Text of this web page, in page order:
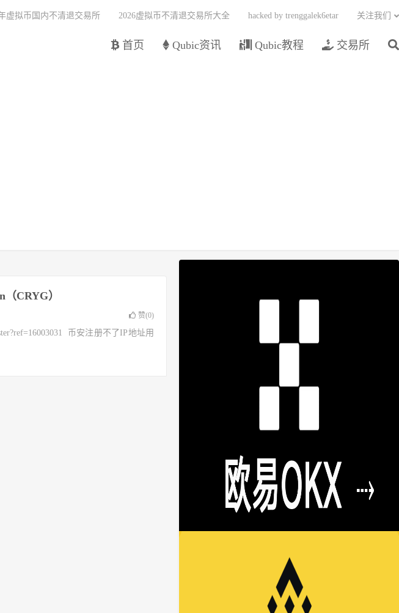
首页 Qubic资讯 Qubic教程 交易所
虚拟币国内不清退交易所 2026虚拟币不清退交易所大全 hacked by trenggalek6etar 关注我们
CRYG）
赞(0)
币安注册不了IP地址用